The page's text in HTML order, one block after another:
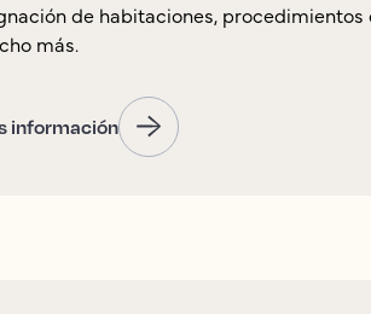
de habitaciones,
más.
información